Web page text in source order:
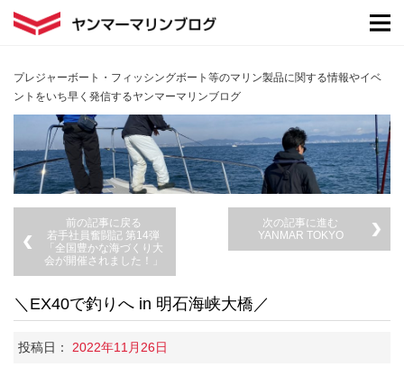
プレジャーボート・フィッシングボート等のマリン製品に関する情報やイベ
ントをいち早く発信するヤンマーマリンブログ
前の記事に戻る
若手社員奮闘記 第14弾
「全国豊かな海づくり大
会が開催されました！」
次の記事に進む
YANMAR TOKYO
＼EX40で釣りへ in 明石海峡大橋／
投稿日： 2022年11月26日